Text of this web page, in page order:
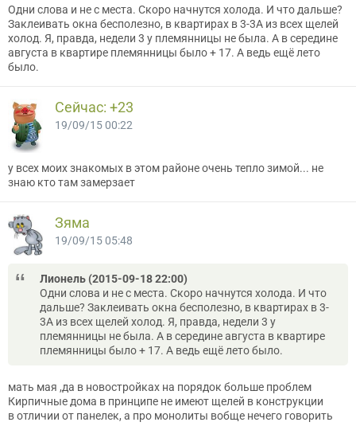
Одни слова и не с места. Скоро начнутся холода. И что дальше?
Заклеивать окна бесполезно, в квартирах в 3-3А из всех щелей
холод. Я, правда, недели 3 у племянницы не была. А в середине
августа в квартире племянницы было + 17. А ведь ещё лето
было.
Сейчас: +23
19/09/15 00:22
у всех моих знакомых в этом районе очень тепло зимой... не
знаю кто там замерзает
Зяма
19/09/15 05:48
Лионель (2015-09-18 22:00)
Одни слова и не с места. Скоро начнутся холода. И что
дальше? Заклеивать окна бесполезно, в квартирах в 3-
3А из всех щелей холод. Я, правда, недели 3 у
племянницы не была. А в середине августа в квартире
племянницы было + 17. А ведь ещё лето было.
мать мая ,да в новостройках на порядок больше проблем
Кирпичные дома в принципе не имеют щелей в конструкции
в отличии от панелек, а про монолиты вобще нечего говорить